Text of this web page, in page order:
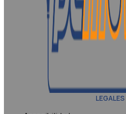
LEGALES